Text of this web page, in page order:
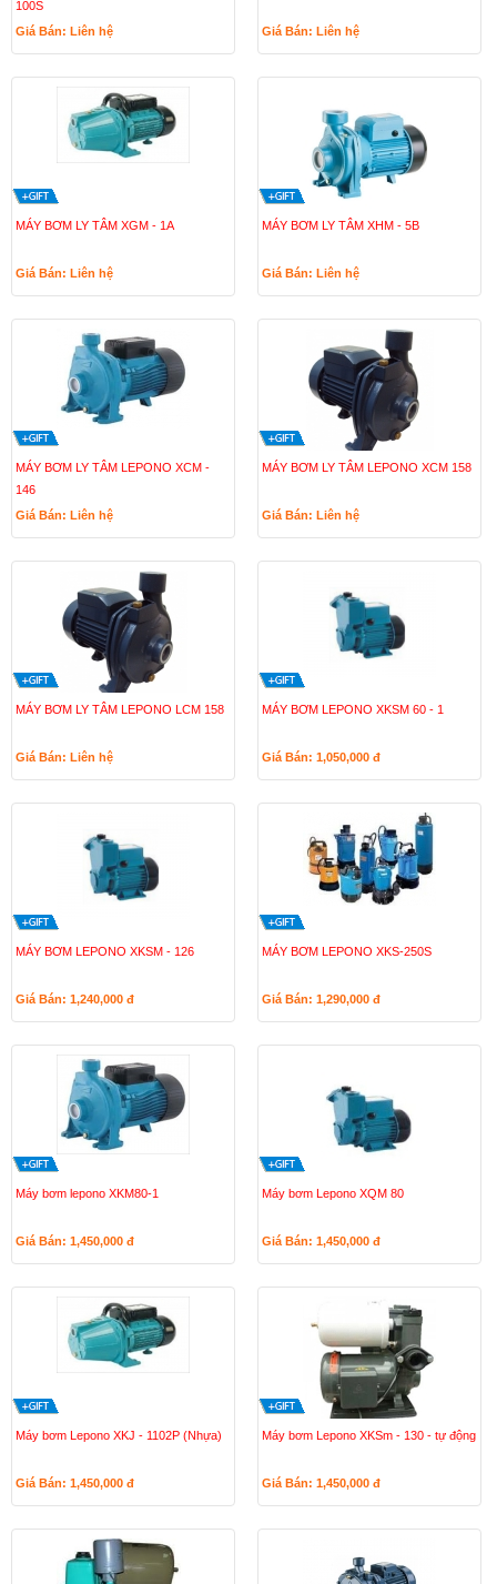
100S
Giá Bán: Liên hệ
Giá Bán: Liên hệ
MÁY BƠM LY TÂM XGM - 1A
Giá Bán: Liên hệ
MÁY BƠM LY TÂM XHM - 5B
Giá Bán: Liên hệ
MÁY BƠM LY TÂM LEPONO XCM -
146
Giá Bán: Liên hệ
MÁY BƠM LY TÂM LEPONO XCM 158
Giá Bán: Liên hệ
MÁY BƠM LY TÂM LEPONO LCM 158
Giá Bán: Liên hệ
MÁY BƠM LEPONO XKSM 60 - 1
Giá Bán: 1,050,000 đ
MÁY BƠM LEPONO XKSM - 126
Giá Bán: 1,240,000 đ
MÁY BƠM LEPONO XKS-250S
Giá Bán: 1,290,000 đ
Máy bơm lepono XKM80-1
Giá Bán: 1,450,000 đ
Máy bơm Lepono XQM 80
Giá Bán: 1,450,000 đ
Máy bơm Lepono XKJ - 1102P (Nhựa)
Giá Bán: 1,450,000 đ
Máy bơm Lepono XKSm - 130 - tự động
Giá Bán: 1,450,000 đ